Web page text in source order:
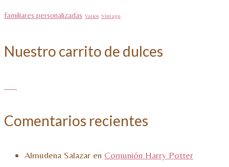
familiares personalizadas Varios Vintage
Nuestro carrito de dulces
Comentarios recientes
Almudena Salazar en Comunión Harry Potter